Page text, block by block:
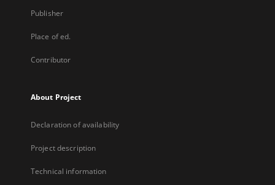
Publisher
Place of ed.
Contributor
About Project
Declaration of availability
Project description
Technical information